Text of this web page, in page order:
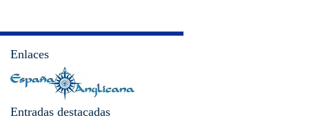
Enlaces
Entradas destacadas